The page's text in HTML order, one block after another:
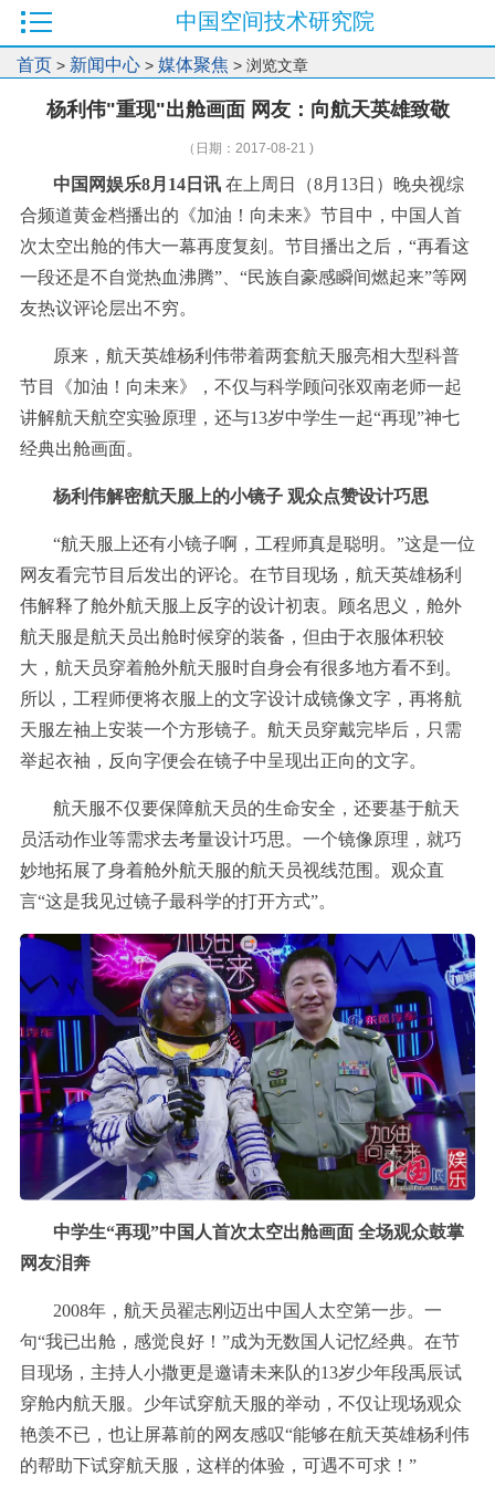
中国空间技术研究院
首页 > 新闻中心 > 媒体聚焦 > 浏览文章
杨利伟"重现"出舱画面 网友：向航天英雄致敬
（日期：2017-08-21 )
中国网娱乐8月14日讯 在上周日（8月13日）晚央视综
合频道黄金档播出的《加油！向未来》节目中，中国人首
次太空出舱的伟大一幕再度复刻。节目播出之后，“再看这
一段还是不自觉热血沸腾”、“民族自豪感瞬间燃起来”等网
友热议评论层出不穷。
原来，航天英雄杨利伟带着两套航天服亮相大型科普
节目《加油！向未来》，不仅与科学顾问张双南老师一起
讲解航天航空实验原理，还与13岁中学生一起“再现”神七
经典出舱画面。
杨利伟解密航天服上的小镜子 观众点赞设计巧思
“航天服上还有小镜子啊，工程师真是聪明。”这是一位
网友看完节目后发出的评论。在节目现场，航天英雄杨利
伟解释了舱外航天服上反字的设计初衷。顾名思义，舱外
航天服是航天员出舱时候穿的装备，但由于衣服体积较
大，航天员穿着舱外航天服时自身会有很多地方看不到。
所以，工程师便将衣服上的文字设计成镜像文字，再将航
天服左袖上安装一个方形镜子。航天员穿戴完毕后，只需
举起衣袖，反向字便会在镜子中呈现出正向的文字。
航天服不仅要保障航天员的生命安全，还要基于航天
员活动作业等需求去考量设计巧思。一个镜像原理，就巧
妙地拓展了身着舱外航天服的航天员视线范围。观众直
言“这是我见过镜子最科学的打开方式”。
中学生“再现”中国人首次太空出舱画面 全场观众鼓掌
网友泪奔
2008年，航天员翟志刚迈出中国人太空第一步。一
句“我已出舱，感觉良好！”成为无数国人记忆经典。在节
目现场，主持人小撒更是邀请未来队的13岁少年段禹辰试
穿舱内航天服。少年试穿航天服的举动，不仅让现场观众
艳羡不已，也让屏幕前的网友感叹“能够在航天英雄杨利伟
的帮助下试穿航天服，这样的体验，可遇不可求！”